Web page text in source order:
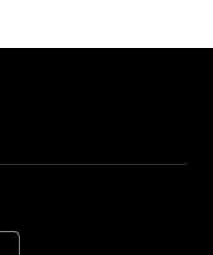
(opens in a new tab)